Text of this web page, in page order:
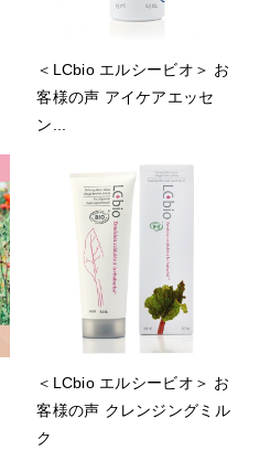
＜LCbio エルシービオ＞ お
客様の声 アイケアエッセ
ン...
＜LCbio エルシービオ＞ お
客様の声 クレンジングミル
ク